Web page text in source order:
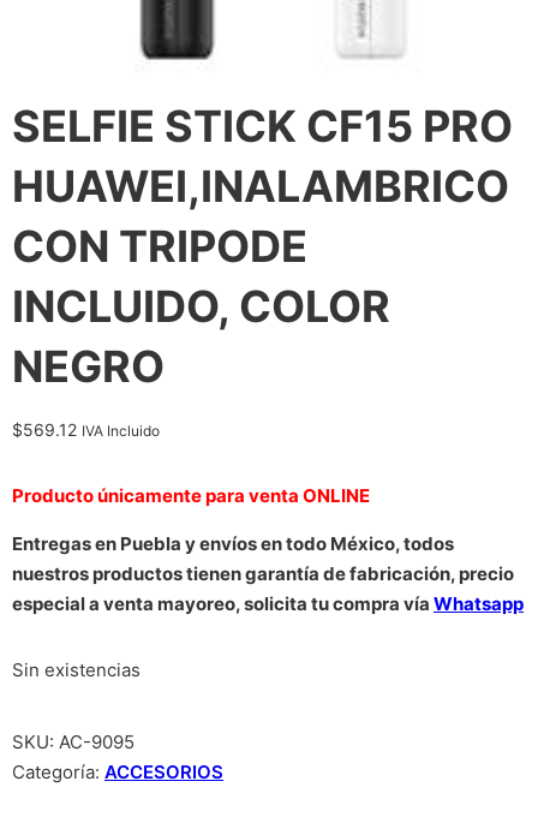
SELFIE STICK CF15 PRO
HUAWEI,INALAMBRICO
CON TRIPODE
INCLUIDO, COLOR
NEGRO
$569.12 IVA Incluido
Producto únicamente para venta ONLINE
Entregas en Puebla y envíos en todo México, todos
nuestros productos tienen garantía de fabricación, precio
especial a venta mayoreo, solicita tu compra vía Whatsapp
Sin existencias
SKU: AC-9095
Categoría: ACCESORIOS